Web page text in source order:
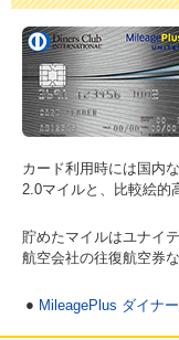
カード利用時には国内
2.0マイルと、比較絵的
貯めたマイルはユナイ
航空会社の往復航空券
MileagePlus ダイナ